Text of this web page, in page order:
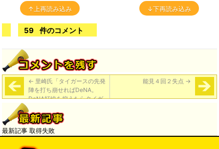
↑上再読み込み ↓下再読み込み
59 件のコメント
← 里崎氏「タイガースの先発
陣を打ち崩せればDeNA。
DeNA打線を抑えたらタイガ
ース」
能見４回２失点 →
最新記事 取得失敗